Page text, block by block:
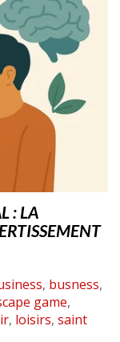
: LA
, busness,
game,
, loisirs, saint